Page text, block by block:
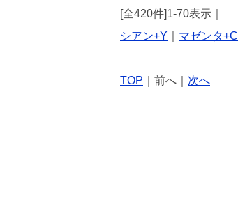
[全420件]1-70表示｜
シアン+Y
マゼンタ+C
TOP ｜前へ｜ 次へ